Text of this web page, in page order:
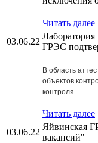
Читать далее
03.06.22
ГРЭС
В область
объектов
контроля
Читать далее
03.06.22
Яйвинская
вакансий"